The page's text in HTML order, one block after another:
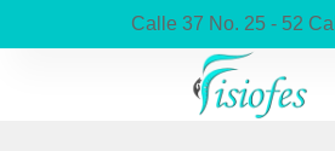
Calle 37 No. 25 - 52